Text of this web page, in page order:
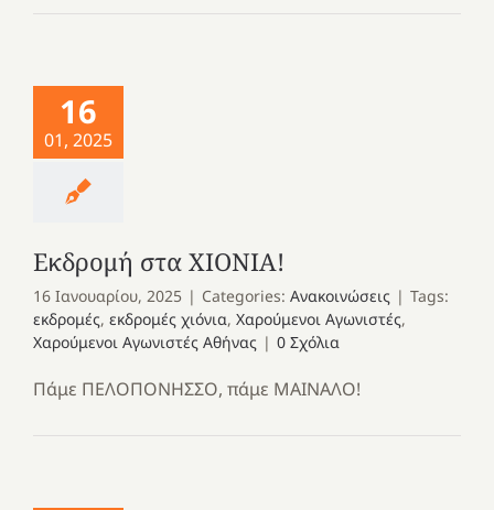
16
01, 2025
Εκδρομή στα ΧΙΟΝΙΑ!
16 Ιανουαρίου, 2025 | Categories: Ανακοινώσεις | Tags:
εκδρομές, εκδρομές χιόνια, Χαρούμενοι Αγωνιστές,
Χαρούμενοι Αγωνιστές Αθήνας | 0 Σχόλια
Πάμε ΠΕΛΟΠΟΝΗΣΣΟ, πάμε ΜΑΙΝΑΛΟ!